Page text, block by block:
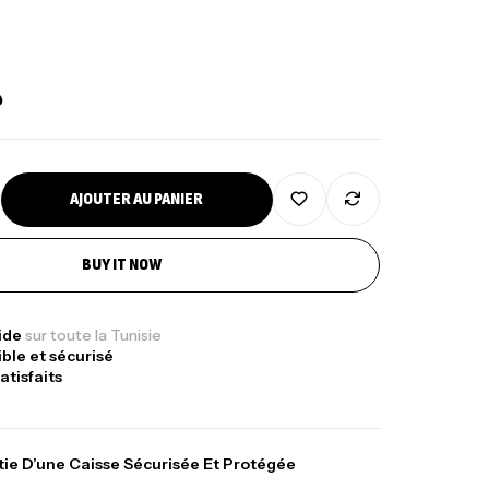
AJOUTER AU PANIER
BUY IT NOW
sur toute la Tunisie
et sécurisé
D’une Caisse Sécurisée Et Protégée